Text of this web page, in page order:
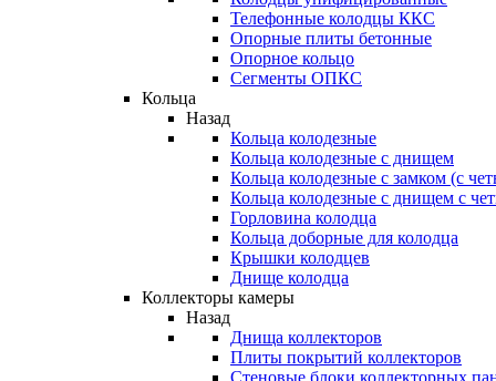
Телефонные колодцы ККС
Опорные плиты бетонные
Опорное кольцо
Сегменты ОПКС
Кольца
Назад
Кольца колодезные
Кольца колодезные с днищем
Кольца колодезные с замком (с
Кольца колодезные с днищем с
Горловина колодца
Кольца доборные для колодца
Крышки колодцев
Днище колодца
Коллекторы камеры
Назад
Днища коллекторов
Плиты покрытий коллекторов